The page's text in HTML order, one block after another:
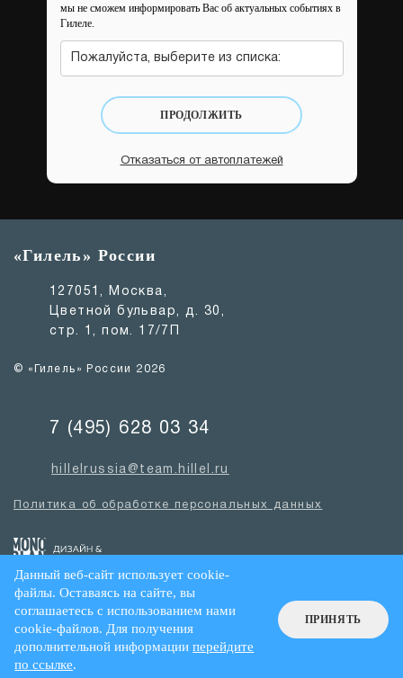
мы не сможем информировать Вас об актуальных событиях в
Гилеле.
Пожалуйста, выберите из списка:
ПРОДОЛЖИТЬ
Отказаться от автоплатежей
«Гилель» России
127051, Москва,
Цветной бульвар, д. 30,
стр. 1, пом. 17/7П
© «Гилель» России 2026
7 (495) 628 03 34
hillelrussia@team.hillel.ru
Политика об обработке персональных данных
Данный веб-сайт использует cookie-
файлы. Оставаясь на сайте, вы
соглашаетесь с использованием нами
cookie-файлов. Для получения
дополнительной информацииперейдите
по ссылке.
ПРИНЯТЬ